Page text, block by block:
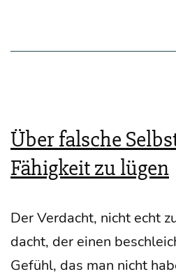
Über falsche
Fähigkeit zu lügen
Der Ver­dacht, nicht echt
dacht, der einen
Gefühl, das man nicht